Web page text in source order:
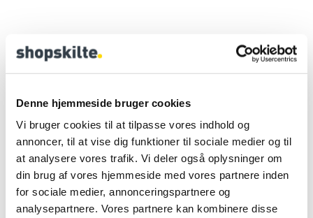
Denne hjemmeside bruger cookies
Vi bruger cookies til at tilpasse vores indhold og
annoncer, til at vise dig funktioner til sociale medier og til
at analysere vores trafik. Vi deler også oplysninger om
din brug af vores hjemmeside med vores partnere inden
for sociale medier, annonceringspartnere og
analysepartnere. Vores partnere kan kombinere disse
Beskrivelse
Dispenser med sensor for
håndsprit 230V
Dispenser med sensor for håndsprit 230V , excl.
elegant for montering på væg eller stand –
berøringsfri betjening – leveres med sensor